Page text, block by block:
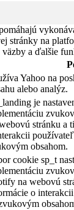
stránky na
a ďalšie
Yahoo na
alebo analýz.
je
stránku a
obsahom.
cookie sp_t
na webovú
o